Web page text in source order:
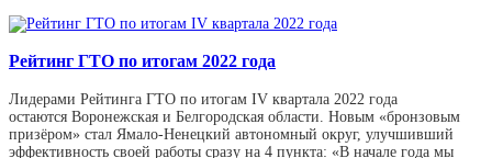
Рейтинг ГТО по итогам 2022 года
Лидерами Рейтинга ГТО по итогам IV квартала 2022 года
остаются Воронежская и Белгородская области. Новым «бронзовым
призёром» стал Ямало-Ненецкий автономный округ, улучшивший
эффективность своей работы сразу на 4 пункта: «В начале года мы